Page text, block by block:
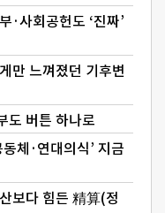
·사회공헌도 ‘진짜’
만 느껴졌던 기후변
도 버튼 하나로
체·연대의식’ 지금
보다 힘든 精算(정